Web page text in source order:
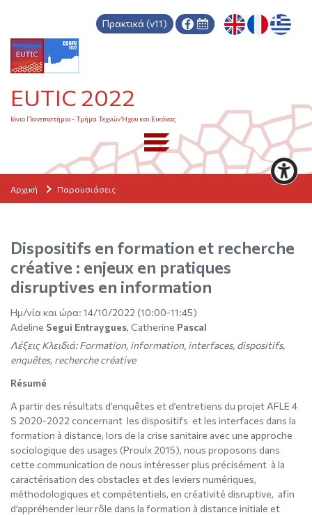
EUTIC 2022
Ιόνιο Πανεπιστήμιο - Τμήμα Τεχνών Ήχου και Εικόνας
Πρακτικά (v11)
Αρχική Παρουσιάσεις
Dispositifs en formation et recherche
créative : enjeux en pratiques
disruptives en information
Ημ/νία και ώρα: 14/10/2022 (10:00-11:45)
Adeline Segui Entraygues, Catherine Pascal
Λέξεις Κλειδιά:Formation, information, interfaces, dispositifs,
enquêtes, recherche créative
Résumé
A partir des résultats d’enquêtes et d’entretiens du projet AFLE 4
S 2020-2022 concernant les dispositifs et les interfaces dans la
formation à distance, lors de la crise sanitaire avec une approche
sociologique des usages (Proulx 2015), nous proposons dans
cette communication de nous intéresser plus précisément à la
caractérisation des obstacles et des leviers numériques,
méthodologiques et compétentiels, en créativité disruptive, afin
d’appréhender leur rôle dans la formation à distance initiale et